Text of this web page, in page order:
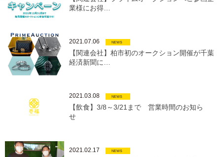
業様にお得…
2021.07.06 NEWS
【関連会社】柏市初のオークション開催が千葉
経済新聞に…
2021.03.08 NEWS
【飲食】3/8～3/21まで 営業時間のお知ら
せ
2021.02.17 NEWS